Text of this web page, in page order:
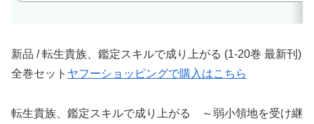
新品 / 転生貴族、鑑定スキルで成り上がる (1-20巻 最新刊)
全巻セット ヤフーショッピングで購入はこちら
転生貴族、鑑定スキルで成り上がる ～弱小領地を受け継